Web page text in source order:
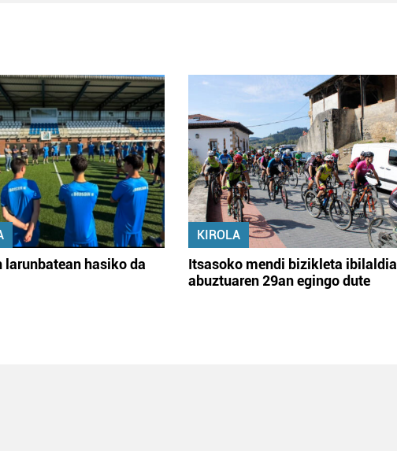
larunbatean hasiko da
KIROLA
Itsasoko mendi bizikleta ibilaldia
abuztuaren 29an egingo dute